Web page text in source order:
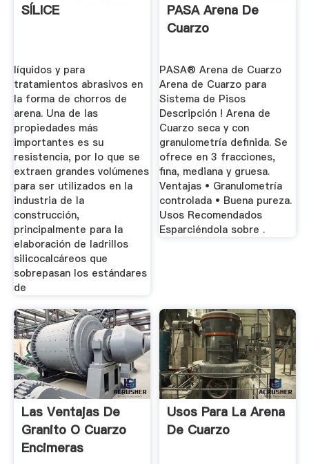
SÍLICE
líquidos y para
tratamientos abrasivos en
la forma de chorros de
arena. Una de las
propiedades más
importantes es su
resistencia, por lo que se
extraen grandes volúmenes
para ser utilizados en la
industria de la
construcción,
principalmente para la
elaboración de ladrillos
silicocalcáreos que
sobrepasan los estándares
de
PASA Arena De
Cuarzo
PASA® Arena de Cuarzo
Arena de Cuarzo para
Sistema de Pisos
Descripción ! Arena de
Cuarzo seca y con
granulometría deﬁnida. Se
ofrece en 3 fracciones,
ﬁna, mediana y gruesa.
Ventajas • Granulometría
controlada • Buena pureza.
Usos Recomendados
Esparciéndola sobre .
Las Ventajas De
Granito O Cuarzo
Encimeras
Usos Para La Arena
De Cuarzo